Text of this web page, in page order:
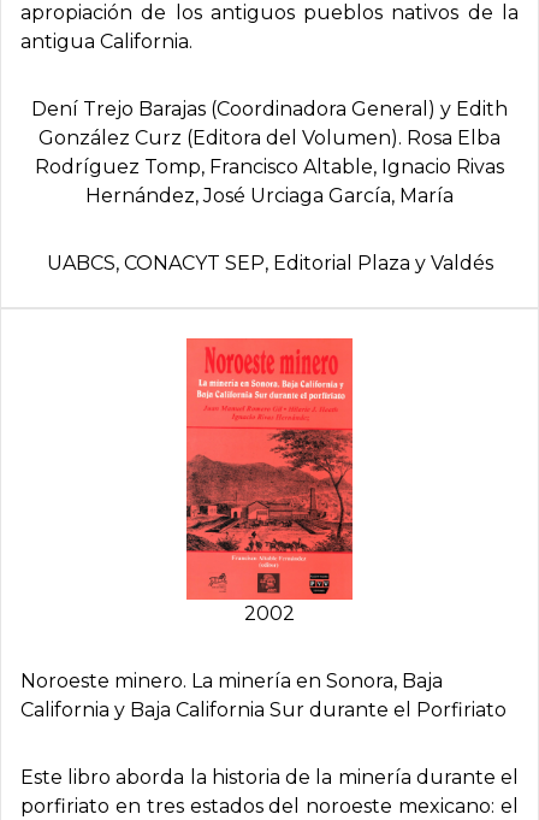
apropiación de los antiguos pueblos nativos de la
antigua California.
Dení Trejo Barajas (Coordinadora General) y Edith
González Curz (Editora del Volumen). Rosa Elba
Rodríguez Tomp, Francisco Altable, Ignacio Rivas
Hernández, José Urciaga Garcí­a, María
UABCS, CONACYT SEP, Editorial Plaza y Valdés
2002
Noroeste minero. La minerí­a en Sonora, Baja
California y Baja California Sur durante el Porfiriato
Este libro aborda la historia de la minería durante el
porfiriato en tres estados del noroeste mexicano: el